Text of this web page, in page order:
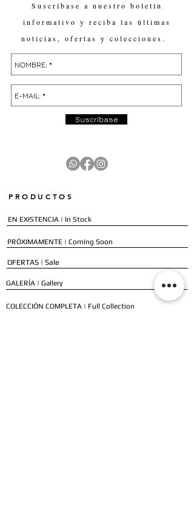
Suscríbase a nuestro boletín
informativo y reciba las últimas
noticias, ofertas y colecciones.
Suscríbase
PRODUCTOS
EN EXISTENCIA | In Stock
PRÓXIMAMENTE | Coming Soon
OFERTAS | Sale
GALERÍA | Gallery
COLECCIÓN COMPLETA | Full Collection